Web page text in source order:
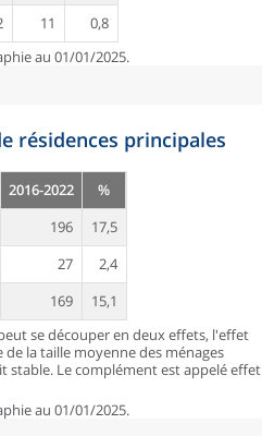
11
0,8
au 01/01/2025.
résidences principales
2016-2022
%
196
17,5
27
2,4
169
15,1
se découper en deux effets, l'effet
la taille moyenne des ménages
stable. Le complément est appelé effet
au 01/01/2025.